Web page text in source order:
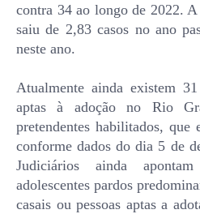
contra 34 ao longo de 2022.
saiu de 2,83 casos no ano
neste ano.
Atualmente ainda existem
aptas à adoção no Rio
pretendentes habilitados, que
conforme dados do dia 5 de
Judiciários ainda
adolescentes pardos
casais ou pessoas aptas a